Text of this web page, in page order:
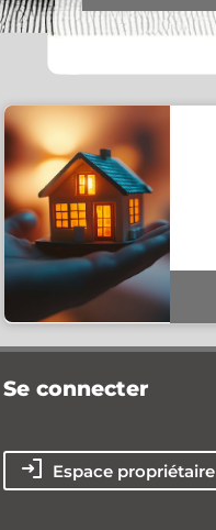
Se connecter
Espace propriétaire